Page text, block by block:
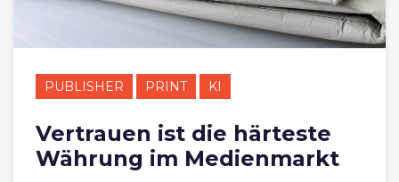
PUBLISHER PRINT KI
Vertrauen ist die härteste
Währung im Medienmarkt